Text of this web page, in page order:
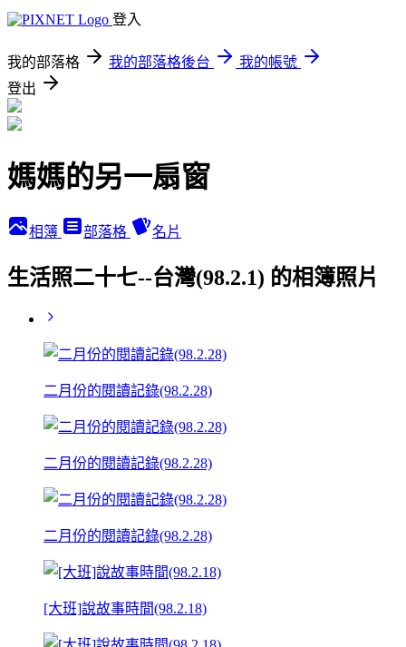
登入
我的部落格 我的部落格後台
我的帳號
登出
媽媽的另一扇窗
相簿 部落格 名片
生活照二十七--台灣(98.2.1) 的相簿照片
二月份的閱讀記錄(98.2.28)
二月份的閱讀記錄(98.2.28)
二月份的閱讀記錄(98.2.28)
[大班]說故事時間(98.2.18)